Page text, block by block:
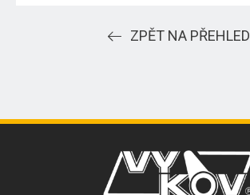
ZPĚT NA PŘEHLED